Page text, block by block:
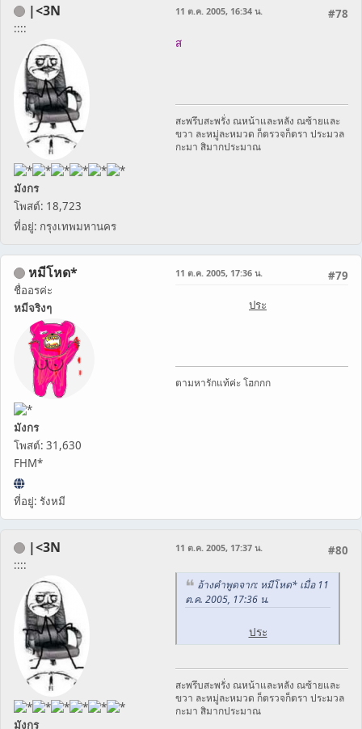
|<3N
::::
มังกร
โพสต์: 18,723
ที่อยู่: กรุงเทพมหานคร
#78
11 ต.ค. 2005, 16:34 น.
ส
สะพรึบสะพรั่ง ณหน้าและหลัง ณซ้ายและ
ขวา ละหมู่ละหมวด ก็ตรวจก็ตรา ประมวล
กะมา สิมากประมาณ
หมีโหด*
ชื่ออรค่ะ
หมีจริงๆ
มังกร
โพสต์: 31,630
FHM*
ที่อยู่: รังหมี
#79
11 ต.ค. 2005, 17:36 น.
ประ
ตามหารักแท้ค่ะ โฮกกก
|<3N
::::
มังกร
#80
11 ต.ค. 2005, 17:37 น.
อ้างคำพูดจาก: หมีโหด* เมื่อ 11
ต.ค. 2005, 17:36 น.
ประ
สะพรึบสะพรั่ง ณหน้าและหลัง ณซ้ายและ
ขวา ละหมู่ละหมวด ก็ตรวจก็ตรา ประมวล
กะมา สิมากประมาณ